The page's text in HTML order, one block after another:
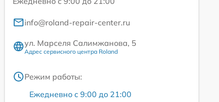
info@roland-repair-center.ru
ул. Марселя Салимжанова, 5
Адрес сервисного центра Roland
Режим работы:
Ежедневно с 9:00 до 21:00